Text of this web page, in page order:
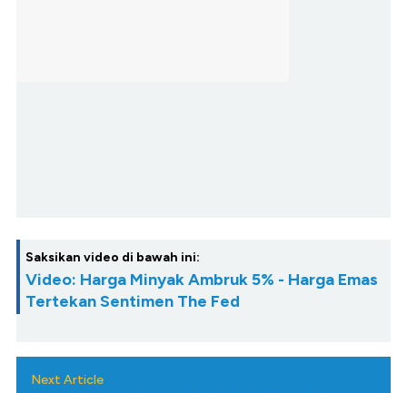
Saksikan video di bawah ini:
Video: Harga Minyak Ambruk 5% - Harga Emas
Tertekan Sentimen The Fed
Next Article